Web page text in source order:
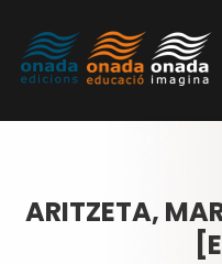
ARITZETA,